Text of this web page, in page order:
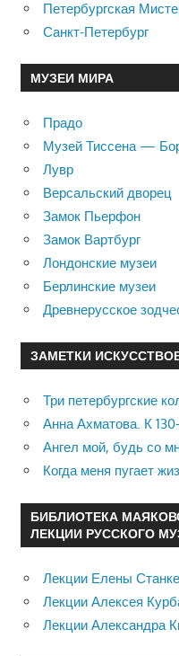
Петербургская
Санкт-Петербург
МУЗЕИ МИРА
Прадо
Музей Тиссена —
Лувр
Версальский дворец
Замок Пьерфон
Замок Вартбург
Лондонские музеи
Берлинские музеи
Древнерусское
ЗАМЕТКИ
Три петербургские
Анна Ахматова. К
Ангел мой, будь со
Когда меня пугает
БИБЛИОТЕКА
ЛЕКЦИИ РУССКОГО
Лекции Елены
Лекции Алексея
Лекции Александра